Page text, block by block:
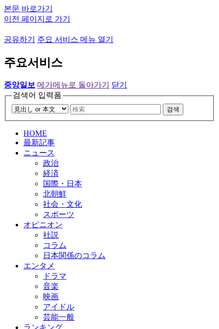
본문 바로가기
이전 페이지로 가기
공유하기 주요 서비스 메뉴 열기
주요서비스
중앙일보 메가메뉴로 돌아가기
닫기
검색어 입력폼
검색
HOME
最新記事
ニュース
政治
経済
国際・日本
北朝鮮
社会・文化
スポーツ
オピニオン
社説
コラム
日本関係のコラム
エンタメ
ドラマ
音楽
映画
アイドル
芸能一般
ランキング